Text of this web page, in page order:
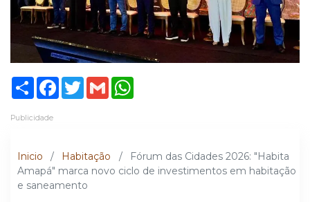
ShareFacebook
TwitterGmail
Publicidade
Inicio / Habitação /
Fórum das Cidades 2026: "Habita
Amapá" marca novo ciclo de investimentos em habitação
e saneamento